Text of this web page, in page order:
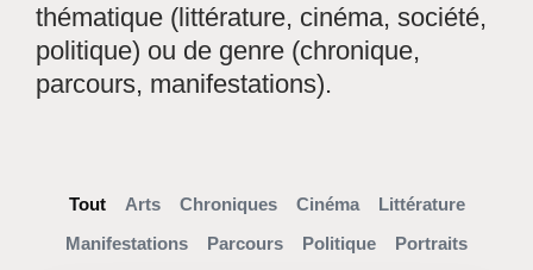
thématique (littérature, cinéma, société,
politique) ou de genre (chronique,
parcours, manifestations).
Arts Chroniques Cinéma
Littérature
Manifestations
Parcours Politique
Portraits
Tout